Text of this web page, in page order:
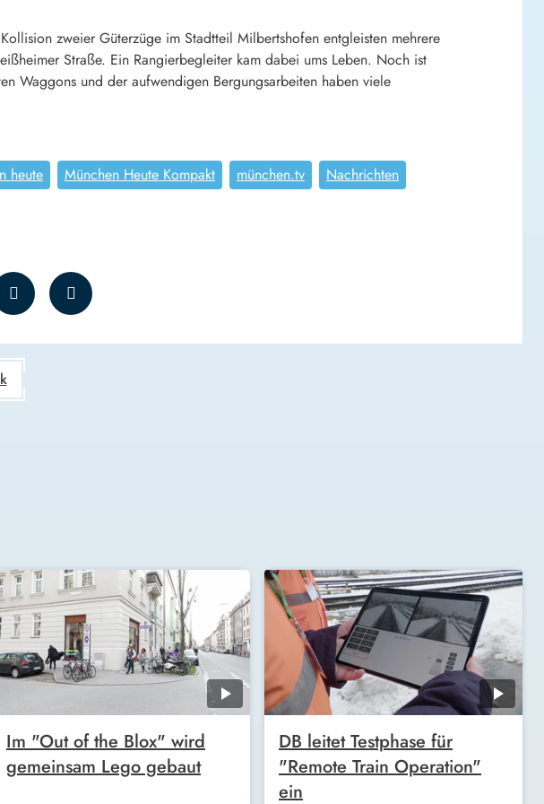
zweier Güterzüge im Stadtteil Milbertshofen entgleisten mehrere
Straße. Ein Rangierbegleiter kam dabei ums Leben. Noch ist
Waggons und der aufwendigen Bergungsarbeiten haben viele
heute München Heute Kompakt münchen.tv
Nachrichten
Im "Out of the Blox" wird
gemeinsam Lego gebaut
DB leitet Testphase für
"Remote Train Operation"
ein